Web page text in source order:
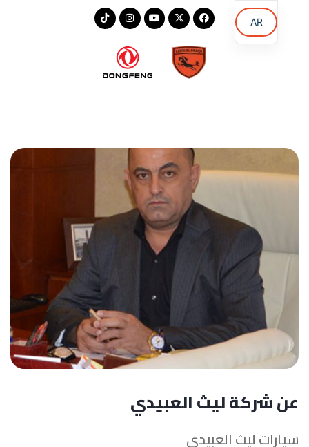
عن شركة ليث العبيدي
سيارات ليث العبيدي
AR
EN